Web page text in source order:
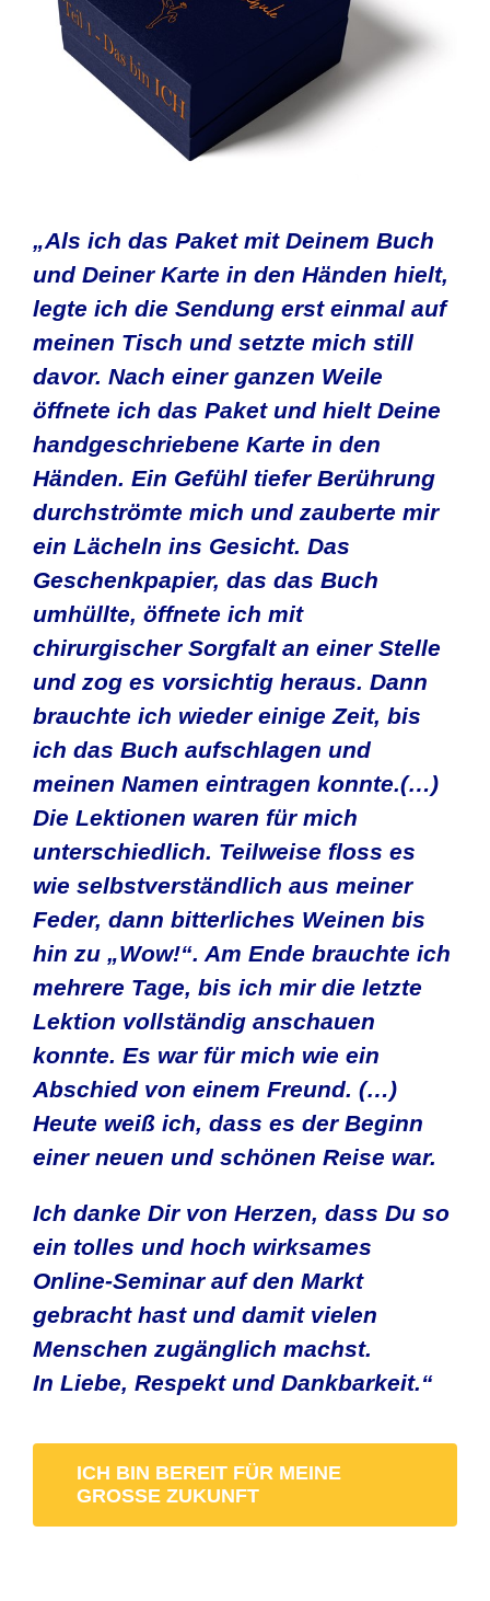
„Als ich das Paket mit Deinem Buch
und Deiner Karte in den Händen hielt,
legte ich die Sendung erst einmal auf
meinen Tisch und setzte mich still
davor. Nach einer ganzen Weile
öffnete ich das Paket und hielt Deine
handgeschriebene Karte in den
Händen. Ein Gefühl tiefer Berührung
durchströmte mich und zauberte mir
ein Lächeln ins Gesicht. Das
Geschenkpapier, das das Buch
umhüllte, öffnete ich mit
chirurgischer Sorgfalt an einer Stelle
und zog es vorsichtig heraus. Dann
brauchte ich wieder einige Zeit, bis
ich das Buch aufschlagen und
meinen Namen eintragen konnte.(…)
Die Lektionen waren für mich
unterschiedlich. Teilweise floss es
wie selbstverständlich aus meiner
Feder, dann bitterliches Weinen bis
hin zu „Wow!“. Am Ende brauchte ich
mehrere Tage, bis ich mir die letzte
Lektion vollständig anschauen
konnte. Es war für mich wie ein
Abschied von einem Freund. (…)
Heute weiß ich, dass es der Beginn
einer neuen und schönen Reise war.
Ich danke Dir von Herzen, dass Du so
ein tolles und hoch wirksames
Online-Seminar auf den Markt
gebracht hast und damit vielen
Menschen zugänglich machst.
In Liebe, Respekt und Dankbarkeit.“
ICH BIN BEREIT FÜR MEINE
GROSSE ZUKUNFT